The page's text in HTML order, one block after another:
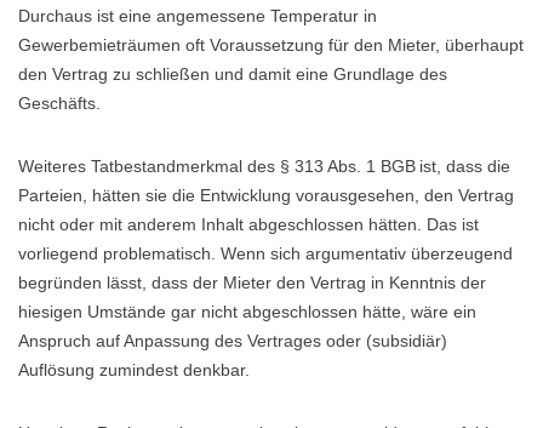
Durchaus ist eine angemessene Temperatur in
Gewerbemieträumen oft Voraussetzung für den Mieter, überhaupt
den Vertrag zu schließen und damit eine Grundlage des
Geschäfts.
Weiteres Tatbestandmerkmal des § 313 Abs. 1 BGB ist, dass die
Parteien, hätten sie die Entwicklung vorausgesehen, den Vertrag
nicht oder mit anderem Inhalt abgeschlossen hätten. Das ist
vorliegend problematisch. Wenn sich argumentativ überzeugend
begründen lässt, dass der Mieter den Vertrag in Kenntnis der
hiesigen Umstände gar nicht abgeschlossen hätte, wäre ein
Anspruch auf Anpassung des Vertrages oder (subsidiär)
Auflösung zumindest denkbar.